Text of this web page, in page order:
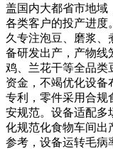
盖国内大都省市地域
各类客户的投产进度
久专注泡豆、磨浆、
备研发出产，产物线
鸡、兰花干等全品类
资金，不竭优化设备
专利，零件采用合规
安规范。设备适配多
化规范化食物车间出
参考，设备运转毛病